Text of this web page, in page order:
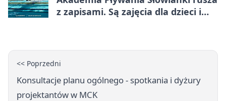
z zapisami. Są zajęcia dla dzieci i
<< Poprzedni
Konsultacje planu ogólnego - spotkania i dyżury
projektantów w MCK